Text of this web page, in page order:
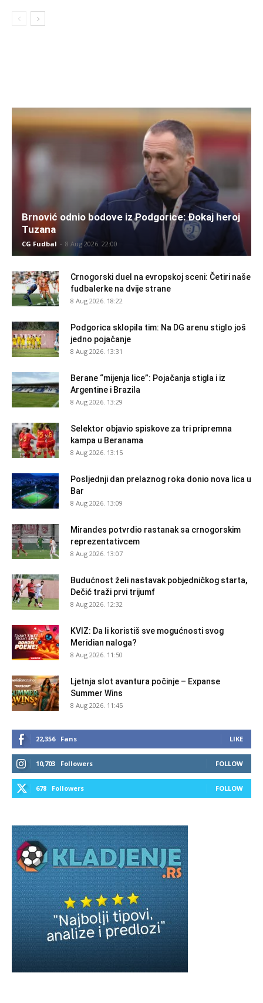
Brnović odnio bodove iz Podgorice: Đokaj heroj
Tuzana
CG Fudbal - 8 Aug 2026. 22:00
Crnogorski duel na evropskoj sceni: Četiri naše
fudbalerke na dvije strane
8 Aug 2026. 18:22
Podgorica sklopila tim: Na DG arenu stiglo još
jedno pojačanje
8 Aug 2026. 13:31
Berane “mijenja lice”: Pojačanja stigla i iz
Argentine i Brazila
8 Aug 2026. 13:29
Selektor objavio spiskove za tri pripremna
kampa u Beranama
8 Aug 2026. 13:15
Posljednji dan prelaznog roka donio nova lica u
Bar
8 Aug 2026. 13:09
Mirandes potvrdio rastanak sa crnogorskim
reprezentativcem
8 Aug 2026. 13:07
Budućnost želi nastavak pobjedničkog starta,
Dečić traži prvi trijumf
8 Aug 2026. 12:32
KVIZ: Da li koristiš sve mogućnosti svog
Meridian naloga?
8 Aug 2026. 11:50
Ljetnja slot avantura počinje – Expanse
Summer Wins
8 Aug 2026. 11:45
22,356 Fans LIKE
10,703 Followers FOLLOW
678 Followers FOLLOW